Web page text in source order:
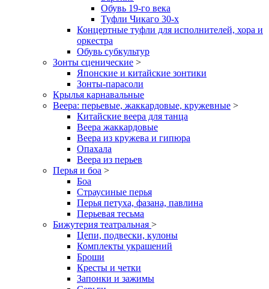
Обувь 19-го века
Туфли Чикаго 30-х
Концертные туфли для исполнителей, хора и
оркестра
Обувь субкультур
Зонты сценические >
Японские и китайские зонтики
Зонты-парасоли
Крылья карнавальные
Веера: перьевые, жаккардовые, кружевные >
Китайские веера для танца
Веера жаккардовые
Веера из кружева и гипюра
Опахала
Веера из перьев
Перья и боа >
Боа
Страусиные перья
Перья петуха, фазана, павлина
Перьевая тесьма
Бижутерия театральная >
Цепи, подвески, кулоны
Комплекты украшений
Броши
Кресты и четки
Запонки и зажимы